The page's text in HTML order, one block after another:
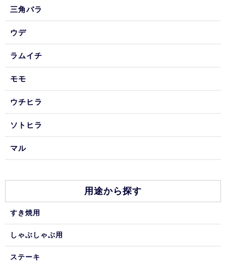
三角バラ
ウデ
ラムイチ
モモ
ウチヒラ
ソトヒラ
マル
用途から探す
すき焼用
しゃぶしゃぶ用
ステーキ